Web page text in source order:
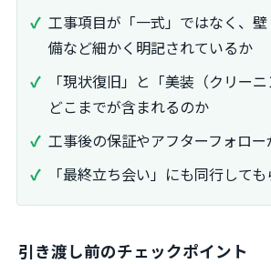
工事項目が「一式」ではなく、
備など細かく明記されているか
「現状復旧」と「美装（クリーニ
どこまでが含まれるのか
工事後の保証やアフターフォロ
「最終立ち会い」にも同行して
引き渡し前のチェックポイント